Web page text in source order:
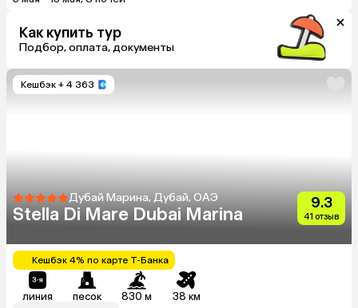
Как купить тур
Подбор, оплата, документы
Кешбэк + 4 363
Дубай Марина, Дубай, ОАЭ
Stella Di Mare Dubai Marina
9.3
41 отзыв
Кешбэк 4% по карте Т-Банка
линия песок 830 м 38 км